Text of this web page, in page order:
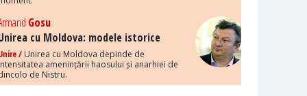
Gosu
cu Moldova: modele istorice
/ Unirea cu Moldova depinde de
amenințării haosului și anarhiei de
de Nistru.